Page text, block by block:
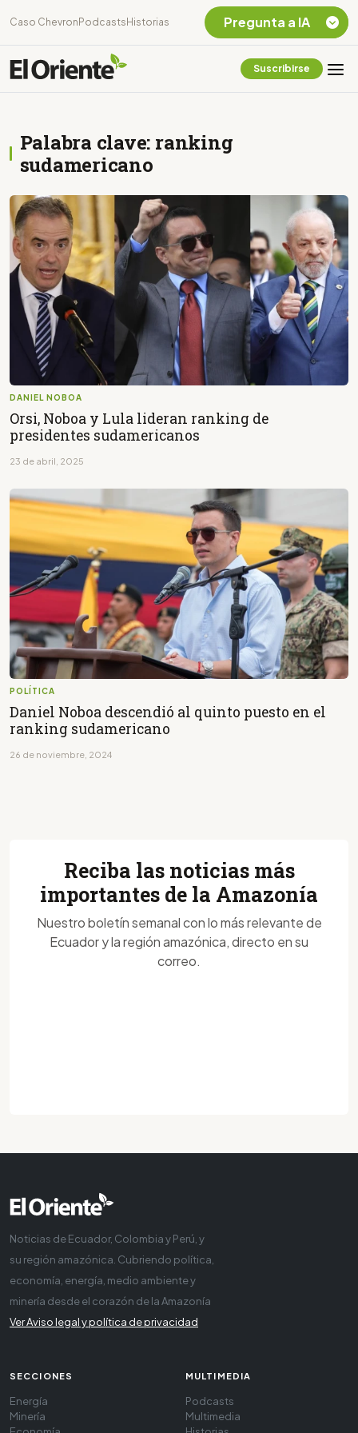
Caso Chevron Podcasts Historias
Suscribirse
Palabra clave: ranking
sudamericano
DANIEL NOBOA
Orsi, Noboa y Lula lideran ranking de
presidentes sudamericanos
23 de abril, 2025
POLÍTICA
Daniel Noboa descendió al quinto puesto en el
ranking sudamericano
26 de noviembre, 2024
Pregunta a IA
¿En que consiste la
tasa minera que rige en
Ecuador?
Reciba las noticias más
importantes de la Amazonía
Nuestro boletín semanal con lo más relevante de
Ecuador y la región amazónica, directo en su
correo.
Noticias de Ecuador, Colombia y Perú, y
su región amazónica. Cubriendo política,
economía, energía, medio ambiente y
minería desde el corazón de la Amazonía
Ver Aviso legal y política de privacidad
SECCIONES
Energía
Minería
MULTIMEDIA
Podcasts
Multimedia